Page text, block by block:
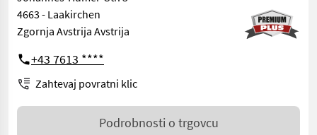
4663 - Laakirchen
Zgornja Avstrija Avstrija
+43 7613 ****
Zahtevaj povratni klic
Podrobnosti o trgovcu